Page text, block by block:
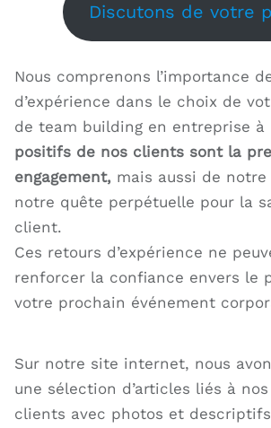
Discutons de votre
Nous comprenons l’importance
d’expérience dans le choix de
de team building en entreprise à
positifs de nos clients sont la
engagement, mais aussi de
notre quête perpétuelle pour la
client.
Ces retours d’expérience ne
renforcer la confiance envers le
votre prochain événement
Sur notre site internet, nous
une sélection d’articles liés à
clients avec photos et